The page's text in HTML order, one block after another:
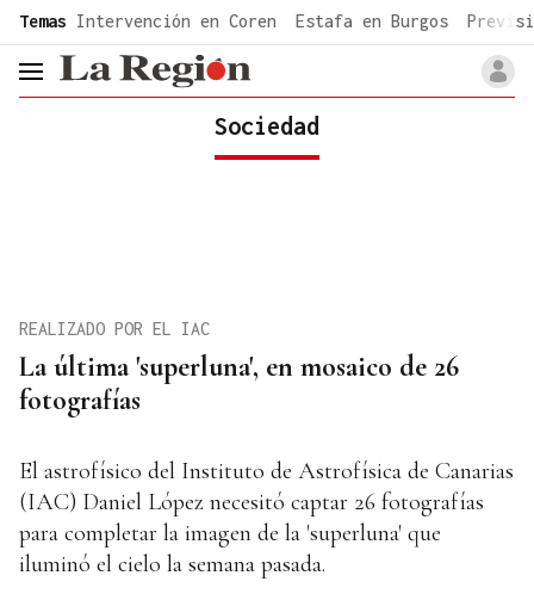
common.go-to-content
Temas Intervención en Coren Estafa en Burgos
header.menu.open
Sociedad
La última 'superluna', en mosaico de 26
fotografías
REALIZADO POR EL IAC
El astrofísico del Instituto de Astrofísica de Canarias
(IAC) Daniel López necesitó captar 26 fotografías
para completar la imagen de la 'superluna' que
iluminó el cielo la semana pasada.